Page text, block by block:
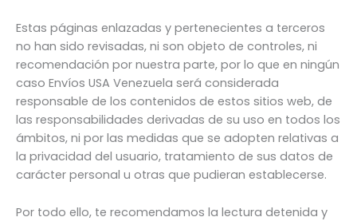
Estas páginas enlazadas y pertenecientes a terceros
no han sido revisadas, ni son objeto de controles, ni
recomendación por nuestra parte, por lo que en ningún
caso Envíos USA Venezuela será considerada
responsable de los contenidos de estos sitios web, de
las responsabilidades derivadas de su uso en todos los
ámbitos, ni por las medidas que se adopten relativas a
la privacidad del usuario, tratamiento de sus datos de
carácter personal u otras que pudieran establecerse.
Por todo ello, te recomendamos la lectura detenida y